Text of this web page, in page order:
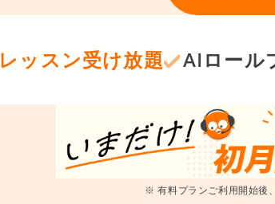
レッスン受け放題 AIロール
※ 有料プランご利用開始後